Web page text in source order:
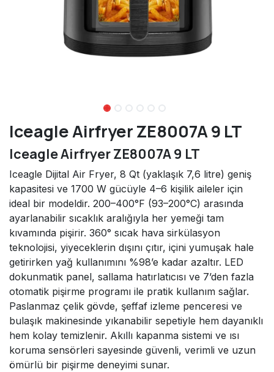
Iceagle Airfryer ZE8007A 9 LT
Iceagle Airfryer ZE8007A 9 LT
Iceagle Dijital Air Fryer, 8 Qt (yaklaşık 7,6 litre) geniş
kapasitesi ve 1700 W gücüyle 4–6 kişilik aileler için
ideal bir modeldir. 200–400°F (93–200°C) arasında
ayarlanabilir sıcaklık aralığıyla her yemeği tam
kıvamında pişirir. 360° sıcak hava sirkülasyon
teknolojisi, yiyeceklerin dışını çıtır, içini yumuşak hale
getirirken yağ kullanımını %98’e kadar azaltır. LED
dokunmatik panel, sallama hatırlatıcısı ve 7’den fazla
otomatik pişirme programı ile pratik kullanım sağlar.
Paslanmaz çelik gövde, şeffaf izleme penceresi ve
bulaşık makinesinde yıkanabilir sepetiyle hem dayanıklı
hem kolay temizlenir. Akıllı kapanma sistemi ve ısı
koruma sensörleri sayesinde güvenli, verimli ve uzun
ömürlü bir pişirme deneyimi sunar.